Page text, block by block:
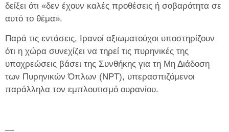
δείξει ότι «δεν έχουν καλές προθέσεις ή σοβαρότητα σε
αυτό το θέμα».
Παρά τις εντάσεις, Ιρανοί αξιωματούχοι υποστηρίζουν
ότι η χώρα συνεχίζει να τηρεί τις πυρηνικές της
υποχρεώσεις βάσει της Συνθήκης για τη Μη Διάδοση
των Πυρηνικών Όπλων (NPT), υπερασπιζόμενοι
παράλληλα τον εμπλουτισμό ουρανίου.
—